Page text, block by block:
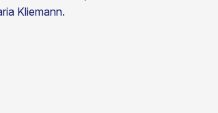
Kliemann.